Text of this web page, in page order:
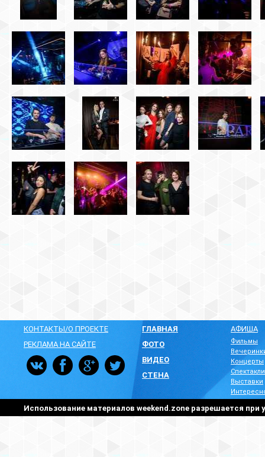
КОНТАКТЫ/О ПРОЕКТЕ
РЕКЛАМА НА САЙТЕ
ГЛАВНАЯ
ФОТО
ВИДЕО
СТЕНА
АФИША
Фильмы
Концерты
Спектакли
Выставки
Использование материалов weekend.zone разрешается